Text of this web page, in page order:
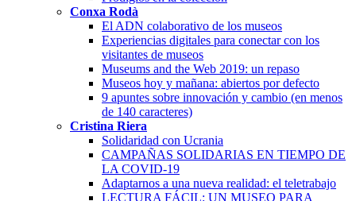
Conxa Rodà
El ADN colaborativo de los museos
Experiencias digitales para conectar con los
visitantes de museos
Museums and the Web 2019: un repaso
Museos hoy y mañana: abiertos por defecto
9 apuntes sobre innovación y cambio (en menos
de 140 caracteres)
Cristina Riera
Solidaridad con Ucrania
CAMPAÑAS SOLIDARIAS EN TIEMPO DE
LA COVID-19
Adaptarnos a una nueva realidad: el teletrabajo
LECTURA FÁCIL: UN MUSEO PARA